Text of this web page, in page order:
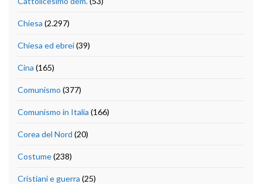
Chiesa (2.297)
Chiesa ed ebrei(39)
Cina (165)
Comunismo (377)
Comunismo in Italia (166)
Corea del Nord (20)
Costume(238)
Cristiani e guerra (25)